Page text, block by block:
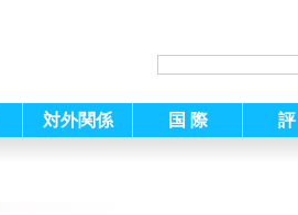
対外関係 国 際